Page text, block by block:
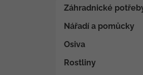
Záhradnické
Nářadí a pomůcky
Osiva
Rostliny